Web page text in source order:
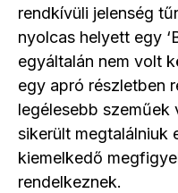
rendkívüli jelenség
nyolcas helyett egy
egyáltalán nem volt
egy apró részletben
legélesebb
sikerült megtalálniuk
kiemelkedő
rendelkeznek.